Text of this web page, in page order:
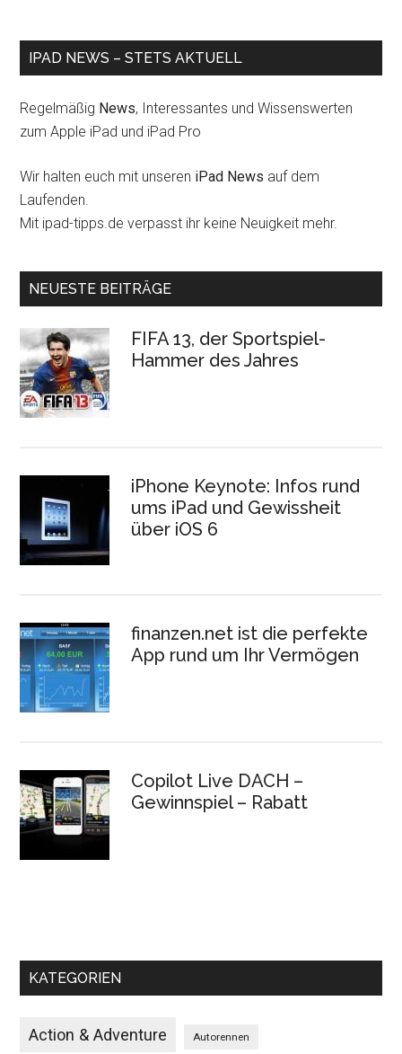
IPAD NEWS – STETS AKTUELL
Regelmäßig News, Interessantes und Wissenswerten
zum Apple iPad und iPad Pro
Wir halten euch mit unseren iPad News auf dem
Laufenden.
Mit ipad-tipps.de verpasst ihr keine Neuigkeit mehr.
NEUESTE BEITRÄGE
FIFA 13, der Sportspiel-
Hammer des Jahres
iPhone Keynote: Infos rund
ums iPad und Gewissheit
über iOS 6
finanzen.net ist die perfekte
App rund um Ihr Vermögen
Copilot Live DACH –
Gewinnspiel – Rabatt
KATEGORIEN
Action & Adventure Autorennen